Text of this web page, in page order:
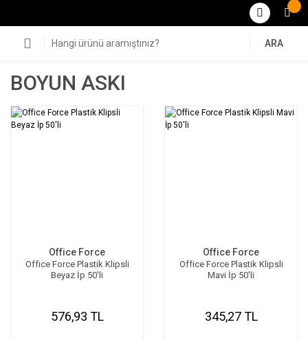
ARA
BOYUN ASKI
Office Force
Office Force Plastik Klipsli
Beyaz İp 50'li
576,93 TL
Office Force
Office Force Plastik Klipsli
Mavi İp 50'li
345,27 TL